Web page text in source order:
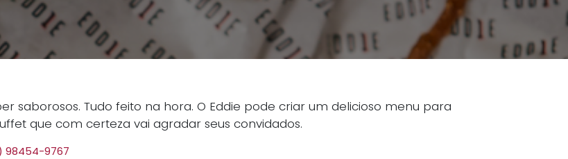
saborosos. Tudo feito na hora. O Eddie pode criar um delicioso menu para
que com certeza vai agradar seus convidados.
98454-9767